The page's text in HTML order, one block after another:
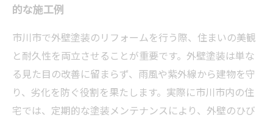
的な施工例
市川市で外壁塗装のリフォームを行う際、住まいの美観
と耐久性を両立させることが重要です。外壁塗装は単な
る見た目の改善に留まらず、雨風や紫外線から建物を守
り、劣化を防ぐ役割を果たします。実際に市川市内の住
宅では、定期的な塗装メンテナンスにより、外壁のひび